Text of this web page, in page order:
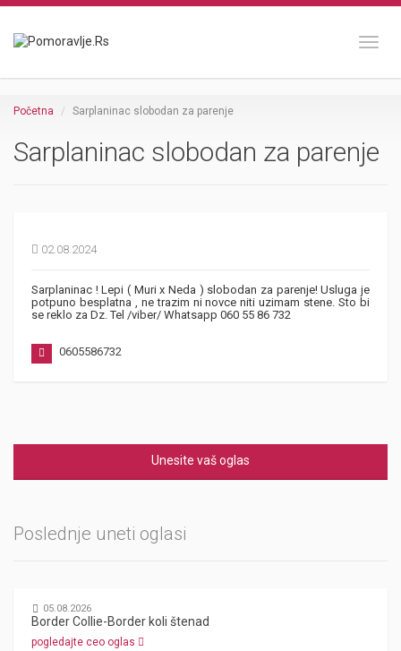
Početna Sarplaninac slobodan za parenje
Sarplaninac slobodan za parenje
02.08.2024
Sarplaninac ! Lepi ( Muri x Neda ) slobodan za parenje! Usluga je
potpuno besplatna , ne trazim ni novce niti uzimam stene. Sto bi
se reklo za Dz. Tel /viber/ Whatsapp 060 55 86 732
0605586732
Unesite vaš oglas
Poslednje uneti oglasi
05.08.2026
Border Collie-Border koli štenad
pogledajte ceo oglas